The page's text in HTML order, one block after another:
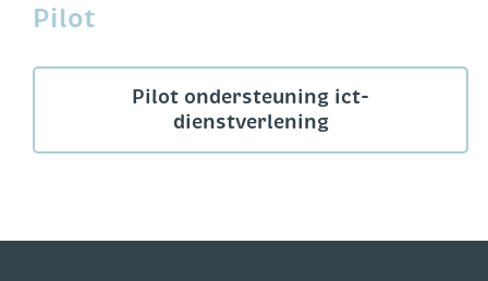
Pilot
Pilot ondersteuning ict-
dienstverlening